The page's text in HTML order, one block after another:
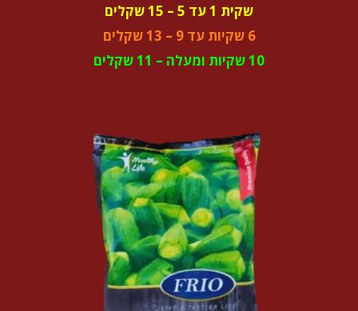
שקית 1 עד 5 – 15 שקלים
6 שקיות עד 9 – 13 שקלים
10 שקיות ומעלה – 11 שקלים